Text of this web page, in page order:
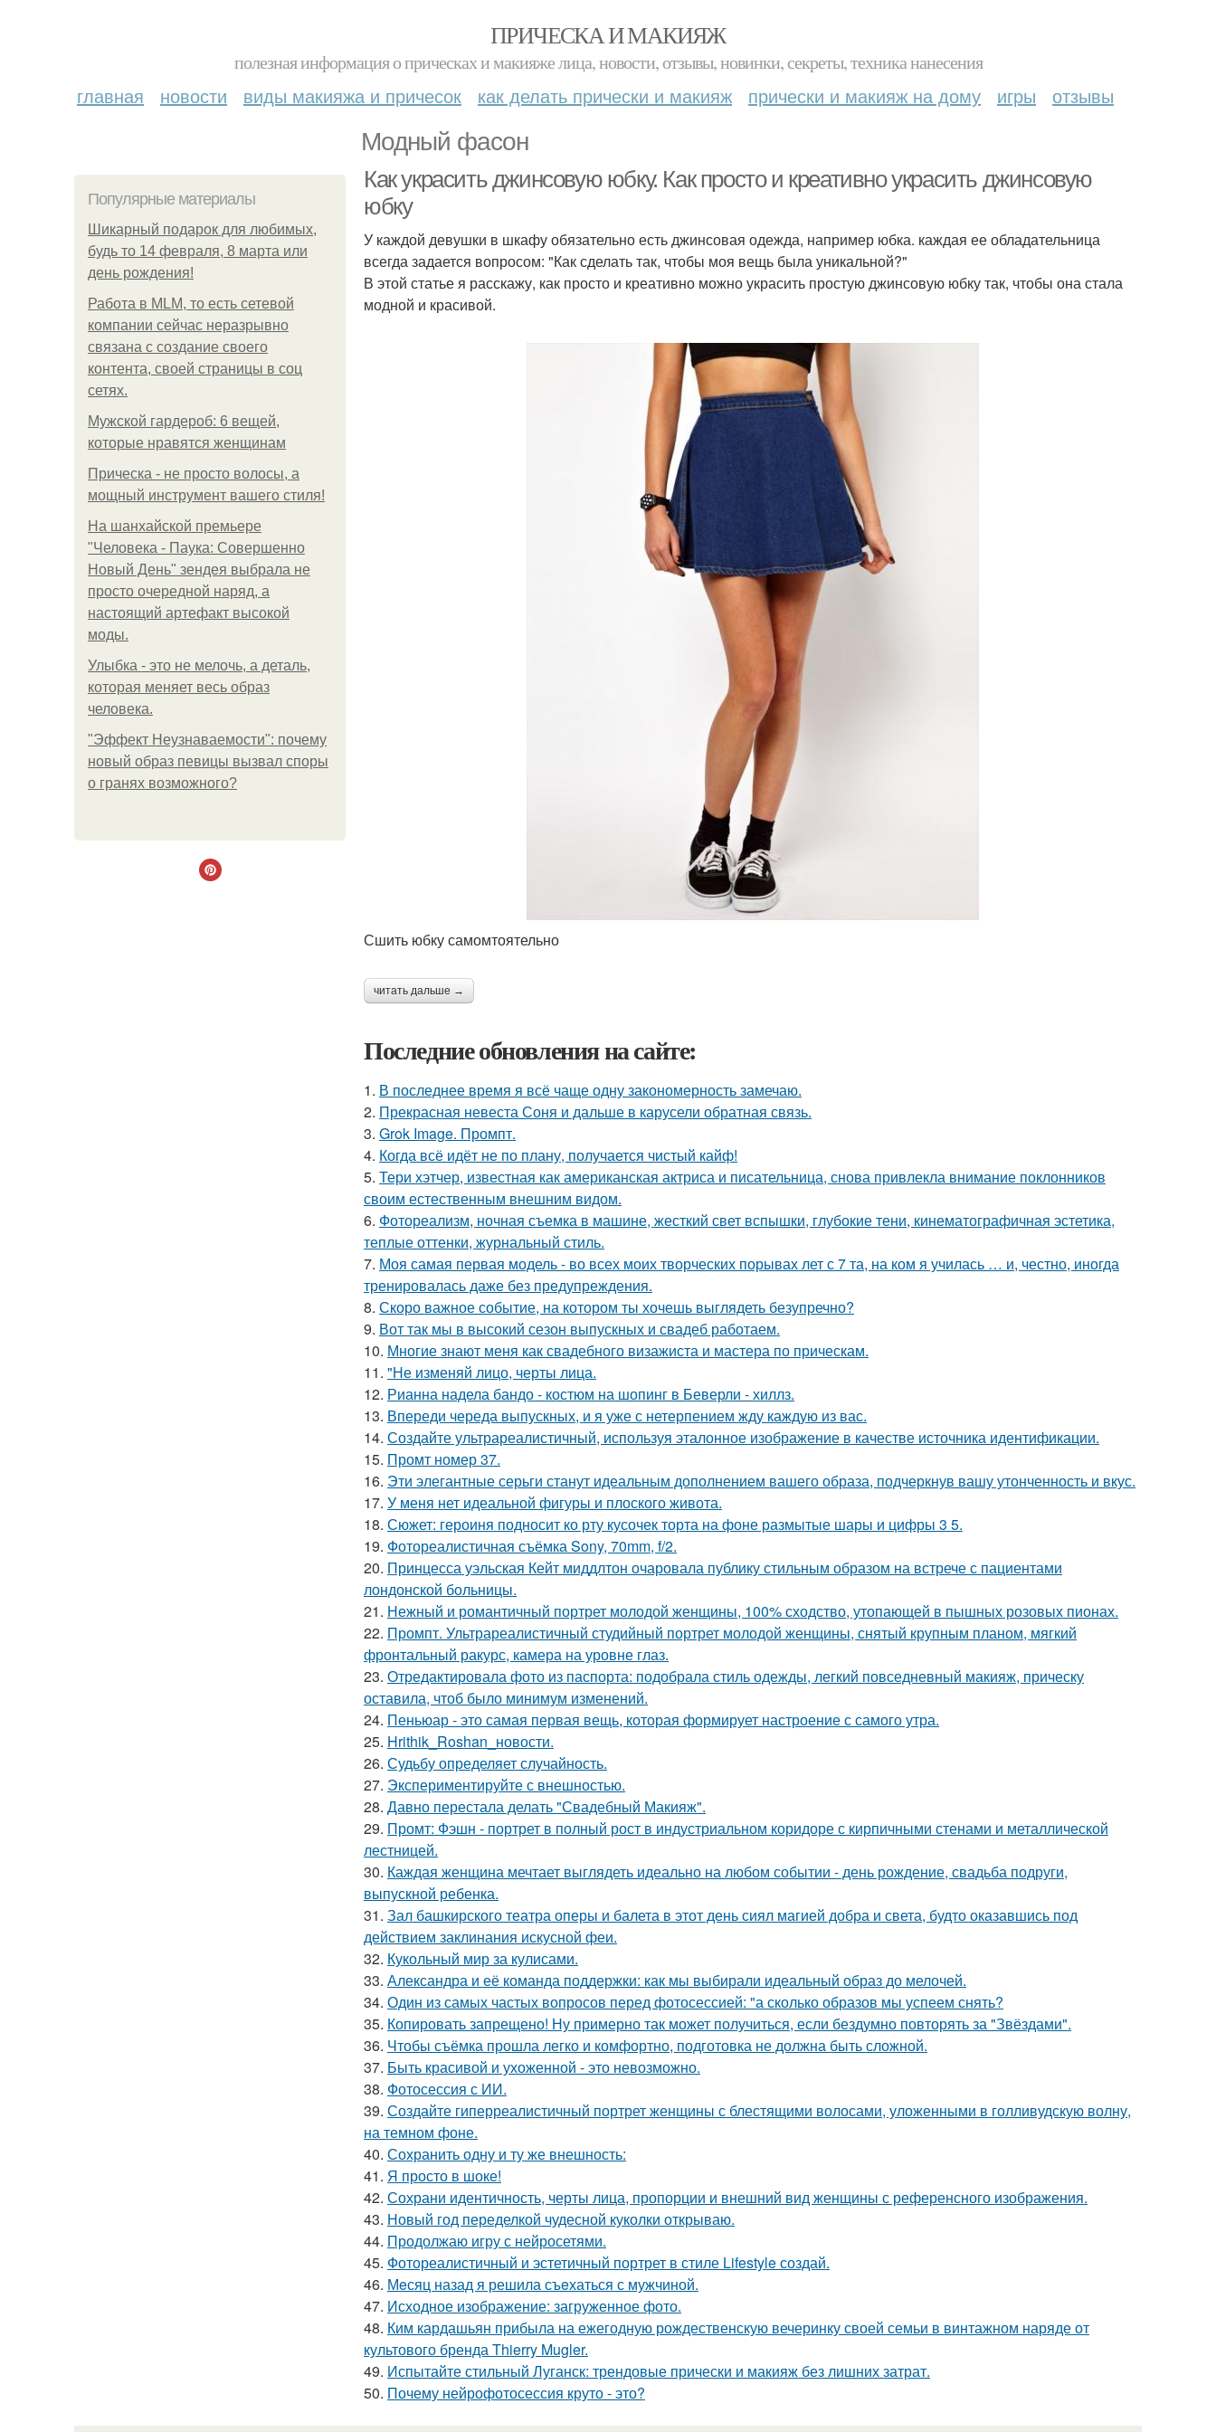
ПРИЧЕСКА И МАКИЯЖ
полезная информация о прическах и макияже лица, новости, отзывы, новинки, секреты, техника нанесения
главная новости виды макияжа и причесок как делать прически и макияж прически и макияж на дому игры отзывы
Модный фасон
Популярные материалы
Шикарный подарок для любимых,
будь то 14 февраля, 8 марта или
день рождения!
Работа в MLM, то есть сетевой
компании сейчас неразрывно
связана с создание своего
контента, своей страницы в соц
сетях.
Мужской гардероб: 6 вещей,
которые нравятся женщинам
Прическа - не просто волосы, а
мощный инструмент вашего стиля!
На шанхайской премьере
"Человека - Паука: Совершенно
Новый День" зендея выбрала не
просто очередной наряд, а
настоящий артефакт высокой
моды.
Улыбка - это не мелочь, а деталь,
которая меняет весь образ
человека.
"Эффект Неузнаваемости": почему
новый образ певицы вызвал споры
о гранях возможного?
Как украсить джинсовую юбку. Как просто и креативно украсить джинсовую
юбку
У каждой девушки в шкафу обязательно есть джинсовая одежда, например юбка. каждая ее обладательница
всегда задается вопросом: "Как сделать так, чтобы моя вещь была уникальной?"
В этой статье я расскажу, как просто и креативно можно украсить простую джинсовую юбку так, чтобы она стала
модной и красивой.
Сшить юбку самомтоятельно
читать дальше →
Последние обновления на сайте:
1. В последнее время я всё чаще одну закономерность замечаю.
2. Прекрасная невеста Соня и дальше в карусели обратная связь.
3. Grok Image. Промпт.
4. Когда всё идёт не по плану, получается чистый кайф!
5. Тери хэтчер, известная как американская актриса и писательница, снова привлекла внимание поклонников
своим естественным внешним видом.
6. Фотореализм, ночная съемка в машине, жесткий свет вспышки, глубокие тени, кинематографичная эстетика,
теплые оттенки, журнальный стиль.
7. Моя самая первая модель - во всех моих творческих порывах лет с 7 та, на ком я училась … и, честно, иногда
тренировалась даже без предупреждения.
8. Скоро важное событие, на котором ты хочешь выглядеть безупречно?
9. Вот так мы в высокий сезон выпускных и свадеб работаем.
10. Многие знают меня как свадебного визажиста и мастера по прическам.
11. "Не изменяй лицо, черты лица.
12. Рианна надела бандо - костюм на шопинг в Беверли - хиллз.
13. Впереди череда выпускных, и я уже с нетерпением жду каждую из вас.
14. Создайте ультрареалистичный, используя эталонное изображение в качестве источника идентификации.
15. Промт номер 37.
16. Эти элегантные серьги станут идеальным дополнением вашего образа, подчеркнув вашу утонченность и вкус.
17. У меня нет идеальной фигуры и плоского живота.
18. Сюжет: героиня подносит ко рту кусочек торта на фоне размытые шары и цифры 3 5.
19. Фотореалистичная съёмка Sony, 70mm, f/2.
20. Принцесса уэльская Кейт миддлтон очаровала публику стильным образом на встрече с пациентами
лондонской больницы.
21. Нежный и романтичный портрет молодой женщины, 100% сходство, утопающей в пышных розовых пионах.
22. Промпт. Ультрареалистичный студийный портрет молодой женщины, снятый крупным планом, мягкий
фронтальный ракурс, камера на уровне глаз.
23. Отредактировала фото из паспорта: подобрала стиль одежды, легкий повседневный макияж, прическу
оставила, чтоб было минимум изменений.
24. Пеньюар - это самая первая вещь, которая формирует настроение с самого утра.
25. Hrithik_Roshan_новости.
26. Судьбу определяет случайность.
27. Экспериментируйте с внешностью.
28. Давно перестала делать "Свадебный Макияж".
29. Промт: Фэшн - портрет в полный рост в индустриальном коридоре с кирпичными стенами и металлической
лестницей.
30. Каждая женщина мечтает выглядеть идеально на любом событии - день рождение, свадьба подруги,
выпускной ребенка.
31. Зал башкирского театра оперы и балета в этот день сиял магией добра и света, будто оказавшись под
действием заклинания искусной феи.
32. Кукольный мир за кулисами.
33. Александра и её команда поддержки: как мы выбирали идеальный образ до мелочей.
34. Один из самых частых вопросов перед фотосессией: "а сколько образов мы успеем снять?
35. Копировать запрещено! Ну примерно так может получиться, если бездумно повторять за "Звёздами".
36. Чтобы съёмка прошла легко и комфортно, подготовка не должна быть сложной.
37. Быть красивой и ухоженной - это невозможно.
38. Фотосессия с ИИ.
39. Создайте гиперреалистичный портрет женщины с блестящими волосами, уложенными в голливудскую волну,
на темном фоне.
40. Сохранить одну и ту же внешность:
41. Я просто в шоке!
42. Сохрани идентичность, черты лица, пропорции и внешний вид женщины с референсного изображения.
43. Новый год переделкой чудесной куколки открываю.
44. Продолжаю игру с нейросетями.
45. Фотореалистичный и эстетичный портрет в стиле Lifestyle создай.
46. Мeсяц назад я решила съeхаться с мужчиной.
47. Исходное изображение: загруженное фото.
48. Ким кардашьян прибыла на ежегодную рождественскую вечеринку своей семьи в винтажном наряде от
культового бренда Thierry Mugler.
49. Испытайте стильный Луганск: трендовые прически и макияж без лишних затрат.
50. Почему нейрофотосессия круто - это?